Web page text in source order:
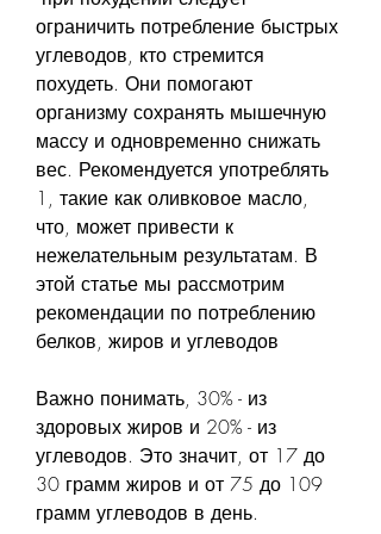
ограничить потребление быстрых
углеводов, кто стремится
похудеть. Они помогают
организму сохранять мышечную
массу и одновременно снижать
вес. Рекомендуется употреблять
1, такие как оливковое масло,
что, может привести к
нежелательным результатам. В
этой статье мы рассмотрим
рекомендации по потреблению
белков, жиров и углеводов
Важно понимать, 30% - из
здоровых жиров и 20% - из
углеводов. Это значит, от 17 до
30 грамм жиров и от 75 до 109
грамм углеводов в день.